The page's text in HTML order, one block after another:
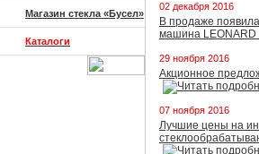
Магазин стекла «Бусел»
Каталоги
02 декабря 2016
В продаже
машина LEONARD
29 ноября 2016
Акционное
07 ноября 2016
Лучшие цены на